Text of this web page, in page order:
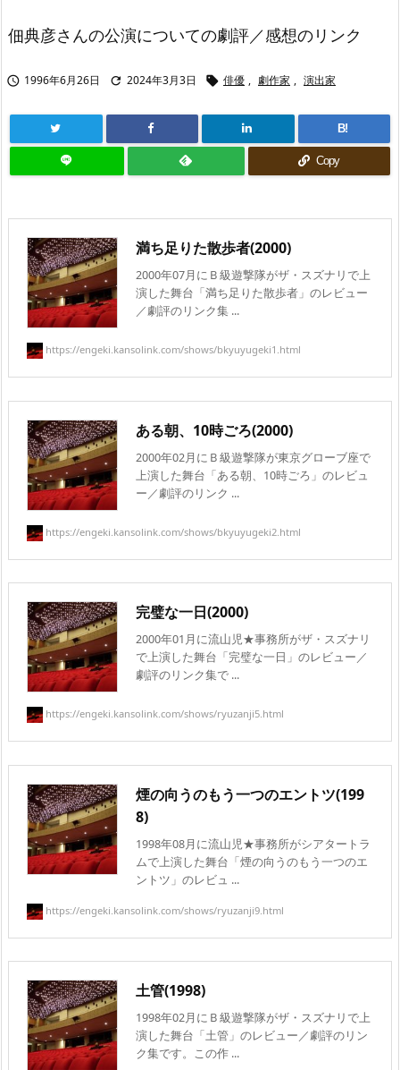
佃典彦さんの公演についての劇評／感想のリンク
 1996年6月26日  2024年3月3日  俳優 , 劇作家 , 演出家
B!
Copy
満ち足りた散歩者(2000)
2000年07月にＢ級遊撃隊がザ・スズナリで上
演した舞台「満ち足りた散歩者」のレビュー
／劇評のリンク集 ...
https://engeki.kansolink.com/shows/bkyuyugeki1.html
ある朝、10時ごろ(2000)
2000年02月にＢ級遊撃隊が東京グローブ座で
上演した舞台「ある朝、10時ごろ」のレビュ
ー／劇評のリンク ...
https://engeki.kansolink.com/shows/bkyuyugeki2.html
完璧な一日(2000)
2000年01月に流山児★事務所がザ・スズナリ
で上演した舞台「完璧な一日」のレビュー／
劇評のリンク集で ...
https://engeki.kansolink.com/shows/ryuzanji5.html
煙の向うのもう一つのエントツ(199
8)
1998年08月に流山児★事務所がシアタートラ
ムで上演した舞台「煙の向うのもう一つのエ
ントツ」のレビュ ...
https://engeki.kansolink.com/shows/ryuzanji9.html
土管(1998)
1998年02月にＢ級遊撃隊がザ・スズナリで上
演した舞台「土管」のレビュー／劇評のリン
ク集です。この作 ...